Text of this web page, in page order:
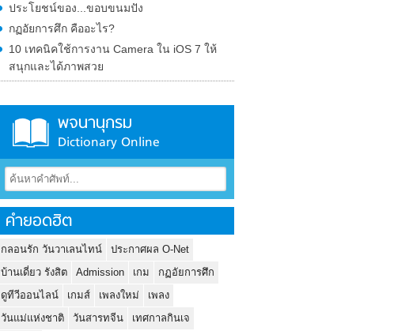
ประโยชน์ของ...ขอบขนมปัง
กฏอัยการศึก คืออะไร?
10 เทคนิคใช้การงาน Camera ใน iOS 7 ให้
สนุกและได้ภาพสวย
พจนานุกรม
Dictionary Online
คำยอดฮิต
กลอนรัก วันวาเลนไทน์
ประกาศผล O-Net
บ้านเดี่ยว รังสิต
Admission เกม
กฏอัยการศึก
ดูทีวีออนไลน์
เกมส์ เพลงใหม่
เพลง
วันแม่แห่งชาติ
วันสารทจีน
เทศกาลกินเจ